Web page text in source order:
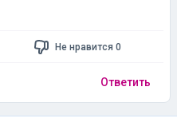
Не нравится 0
Ответить